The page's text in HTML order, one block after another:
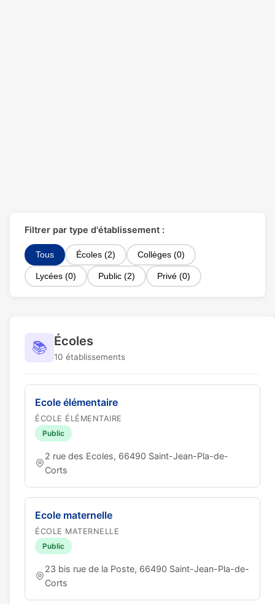
Filtrer par type d'établissement :
Tous Écoles (2) Collèges (0)
Lycées (0) Public (2) Privé (0)
📚 Écoles
10 établissements
Ecole élémentaire
ÉCOLE ÉLÉMENTAIRE
Public
2 rue des Ecoles, 66490 Saint-Jean-Pla-de-
Corts
Ecole maternelle
ÉCOLE MATERNELLE
Public
23 bis rue de la Poste, 66490 Saint-Jean-Pla-de-
Corts